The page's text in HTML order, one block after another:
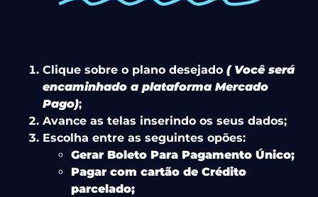
Clique sobre o plano desejado ( Você será
encaminhado a plataforma Mercado
Pago);
Avance as telas inserindo os seus dados;
Escolha entre as seguintes opões:
Gerar Boleto Para Pagamento Único;
Pagar com cartão de Crédito
parcelado;